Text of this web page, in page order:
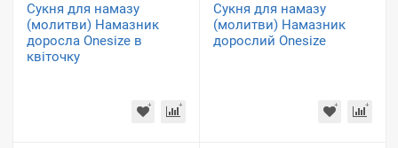
Сукня для намазу
(молитви) Намазник
доросла Onesize в
квіточку
Сукня для намазу
(молитви) Намазник
дорослий Onesize